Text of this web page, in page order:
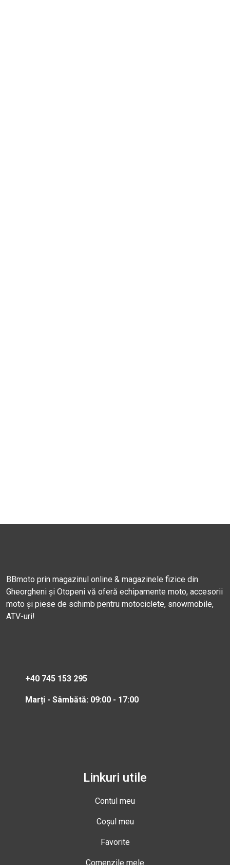
BBmoto prin magazinul online & magazinele fizice din
Gheorgheni și Otopeni vă oferă echipamente moto, accesorii
moto și piese de schimb pentru motociclete, snowmobile,
ATV-uri!
+40 745 153 295
Marți - Sâmbătă: 09:00 - 17:00
Linkuri utile
Contul meu
Coșul meu
Favorite
Comenzile mele